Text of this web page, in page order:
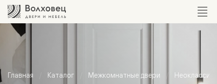
Главная Каталог Межкомнатные двери Неоклассика